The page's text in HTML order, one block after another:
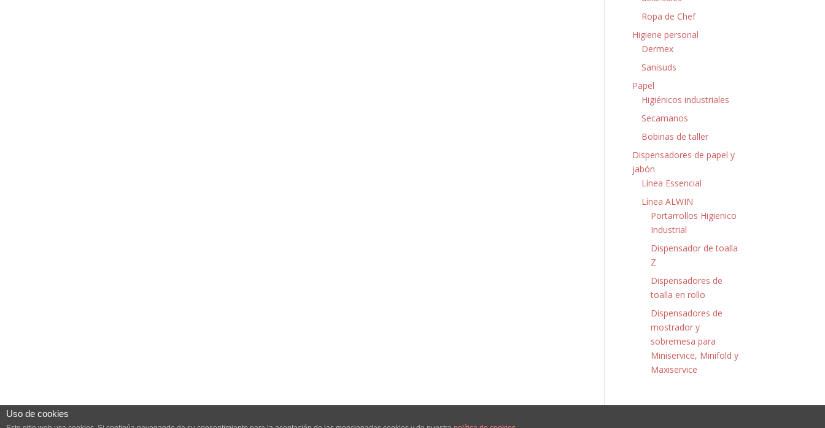
Ropa de Chef
Higiene personal
Dermex
Sanisuds
Papel
Higiénicos industriales
Secamanos
Bobinas de taller
Dispensadores de papel y
jabón
Línea Essencial
Línea ALWIN
Portarrollos Higienico
Industrial
Dispensador de toalla
Z
Dispensadores de
toalla en rollo
Dispensadores de
mostrador y
sobremesa para
Miniservice, Minifold y
Maxiservice
Uso de cookies